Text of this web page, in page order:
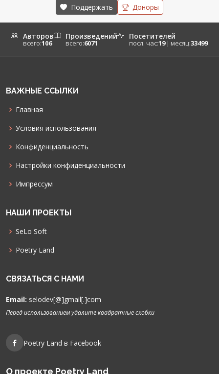
Поддержать Доноры
Авторов
всего:106
Произведений
всего:6071
Посетителей
посл. час:19 | месяц:33499
ВАЖНЫЕ ССЫЛКИ
Главная
Условия использования
Конфиденциальность
Настройки конфиденциальности
Импрессум
НАШИ ПРОЕКТЫ
SeLo Soft
Poetry Land
СВЯЗАТЬСЯ С НАМИ
Email: selodev[@]gmail[.]com
Перед использованием удалите квадратные скобки
Poetry Land в Facebook
О проекте Poetry Land